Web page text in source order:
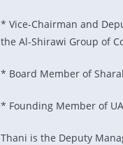
* Vice-Chairman and
the Al-Shirawi Group of
* Board Member of
* Founding Member of
Thani is the Deputy